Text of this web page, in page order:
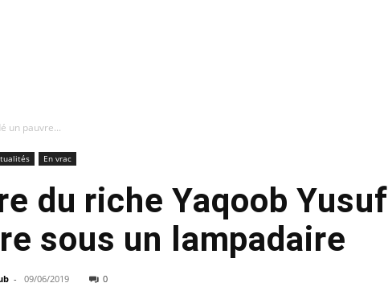
un pauvre...
En vrac
du riche Yaqoob Yusuf
sous un lampadaire
- 09/06/2019 0